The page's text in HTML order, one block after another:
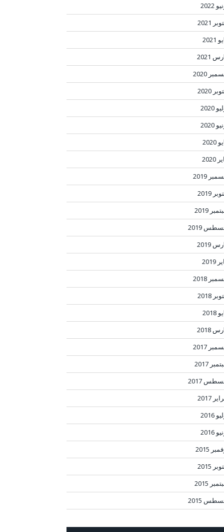
2022
2021
2021
2020
2020
2020
2020
2019
2019
2019
2019
2019
2018
2018
2018
2017
2017
2017
2017
2016
2016
2015
2015
2015
2015